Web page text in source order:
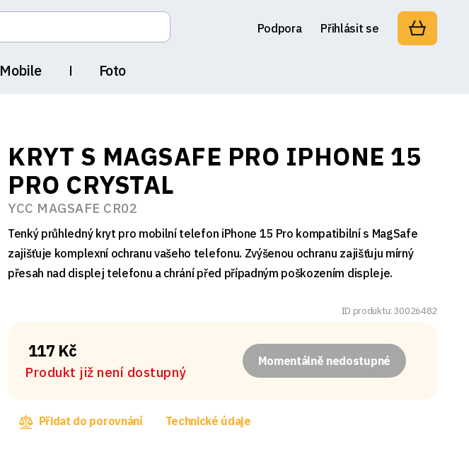
Mobile Foto
Podpora Přihlásit se
KRYT S MAGSAFE PRO IPHONE 15
PRO CRYSTAL
YCC MAGSAFE CR02
Tenký průhledný kryt pro mobilní telefon iPhone 15 Pro kompatibilní s MagSafe
zajišťuje komplexní ochranu vašeho telefonu. Zvýšenou ochranu zajišťuju mírný
přesah nad displej telefonu a chrání před případným poškozením displeje.
ID produktu: 30026482
117 Kč
Produkt již není dostupný
Momentálně nedostupné
Přidat do porovnání Technické údaje